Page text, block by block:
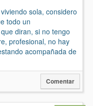
sola, considero
todo un
diran, si no tengo
profesional, no hay
acompañada de
Comentar